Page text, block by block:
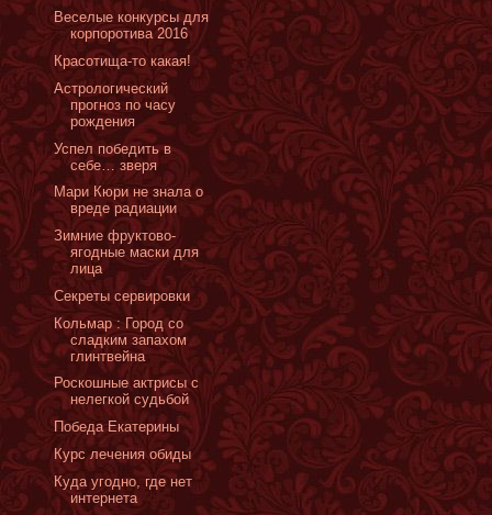
Веселые конкурсы для
корпоротива 2016
Красотища-то какая!
Астрологический
прогноз по часу
рождения
Успел победить в
себе… зверя
Мари Кюри не знала о
вреде радиации
Зимние фруктово-
ягодные маски для
лица
Секреты сервировки
Кольмар : Город со
сладким запахом
глинтвейна
Роскошные актрисы с
нелегкой судьбой
Победа Екатерины
Курс лечения обиды
Куда угодно, где нет
интернета